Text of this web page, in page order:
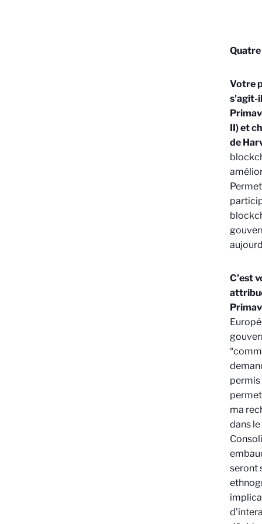
Votre
s'agit-
II) et
de
C'est
permis
ma
dans
seront